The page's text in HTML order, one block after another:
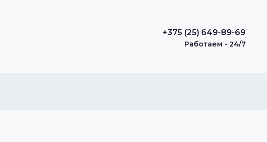
+375 (25) 649-89-69
Работаем - 24/7